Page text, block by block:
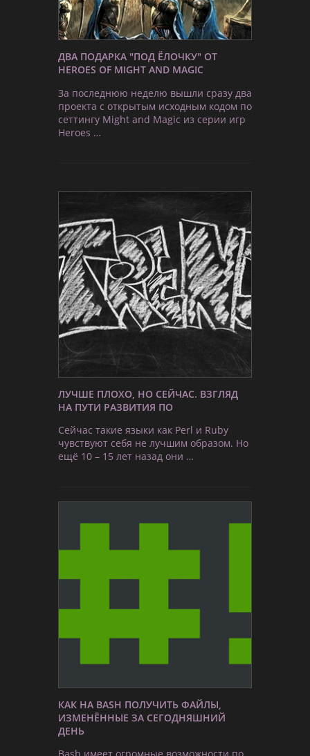
ДВА ПОДАРКА "ПОД ЁЛОЧКУ" ОТ
HEROES OF MIGHT AND MAGIC
За последнюю неделю вышли сразу два
проекта с открытым исходным кодом по
сеттингу Might and Magic из серии игр
Heroes …
ЛУЧШЕ ПЛОХО, НО СЕЙЧАС. ВЗГЛЯД
НА ПУТИ РАЗВИТИЯ ПО
Сейчас такие языки как Perl и Ruby
чувствуют себя не лучшим образом. Но
ещё 10 – 15 лет назад они …
КАК НА BASH ПОЛУЧИТЬ ФАЙЛЫ,
ИЗМЕНЁННЫЕ ЗА СЕГОДНЯШНИЙ
ДЕНЬ